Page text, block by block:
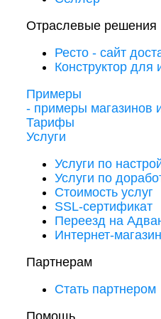
Отраслевые решения
Ресто - сайт
Конструктор для
Примеры
- примеры магазинов
Тарифы
Услуги
Услуги по
Услуги по
Стоимость услуг
SSL-сертификат
Переезд на
Интернет-
Партнерам
Стать партнером
Помощь